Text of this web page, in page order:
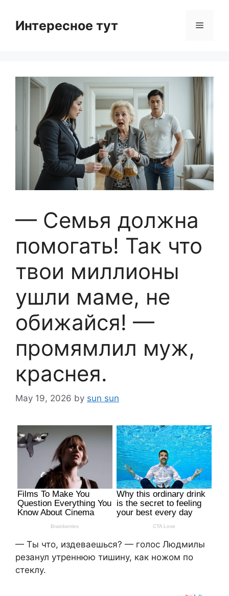
contentИнтересное тут Menu
— Семья должна
помогать! Так что
твои миллионы
ушли маме, не
обижайся! —
промямлил муж,
краснея.
May 19, 2026 by sun sun
— Ты что, издеваешься? — голос Людмилы
резанул утреннюю тишину, как ножом по
стеклу.